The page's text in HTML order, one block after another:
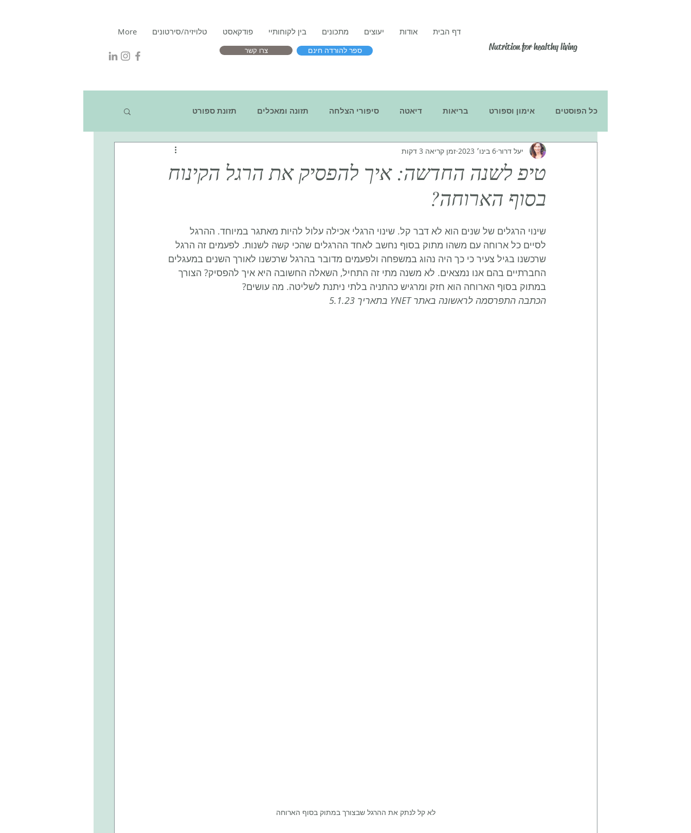
Nutrition for healthy living
דף הבית אודות יעוצים מתכונים בין לקוחותיי פודקאסט טלויזיה/סירטונים More
ספר להורדה חינם צרו קשר
כל הפוסטים אימון וספורט בריאות דיאטה סיפורי הצלחה תזונה ומאכלים תזונת ספורט
הריון ולידה ילדים תוספי מזון בנימה אישית
טיפ לשנה החדשה: איך להפסיק את הרגל הקינוח
בסוף הארוחה?
יעל דרור 6 בינו׳ 2023 זמן קריאה 3 דקות
שינוי הרגלים של שנים הוא לא דבר קל. שינוי הרגלי אכילה עלול להיות מאתגר במיוחד. ההרגל
לסיים כל ארוחה עם משהו מתוק בסוף נחשב לאחד ההרגלים שהכי קשה לשנות. לפעמים זה הרגל
שרכשנו בגיל צעיר כי כך היה נהוג במשפחה ולפעמים מדובר בהרגל שרכשנו לאורך השנים במעגלים
החברתיים בהם אנו נמצאים. לא משנה מתי זה התחיל, השאלה החשובה היא איך להפסיק? הצורך
במתוק בסוף הארוחה הוא חזק ומרגיש כהתניה בלתי ניתנת לשליטה. מה עושים?
הכתבה התפרסמה לראשונה באתר YNET בתאריך 5.1.23
לא קל לנתק את ההרגל שבצורך במתוק בסוף הארוחה